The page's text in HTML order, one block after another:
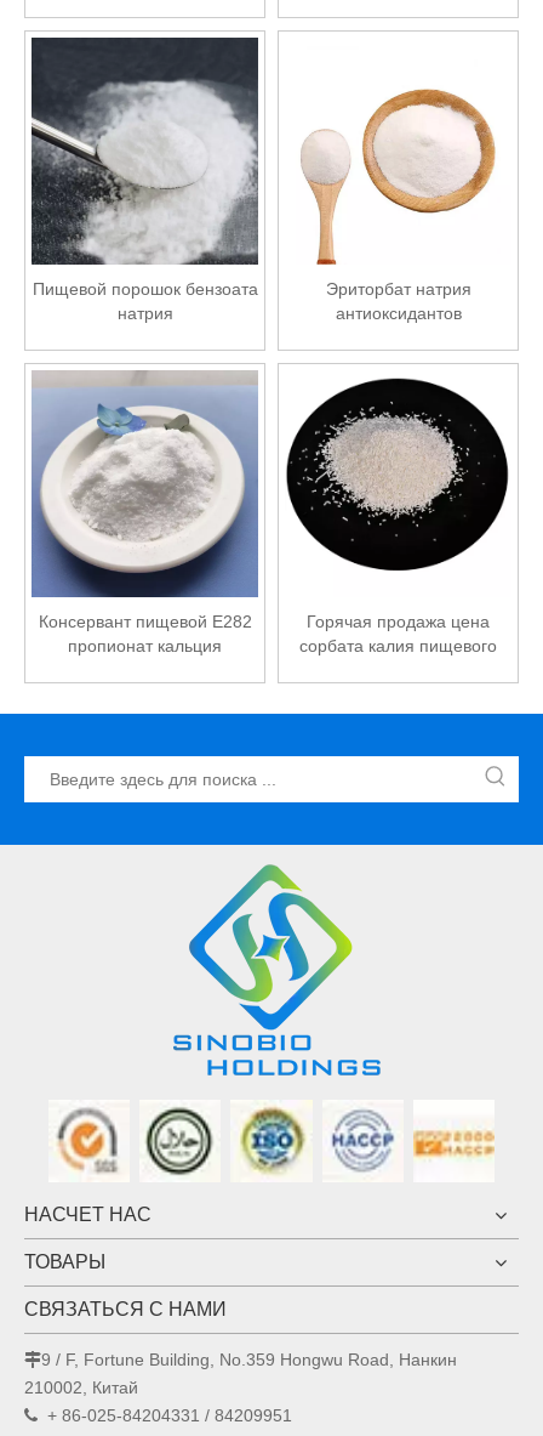
Пищевой порошок бензоата
натрия
Эриторбат натрия
антиоксидантов
добавок высокого качества
Консервант пищевой E282
пропионат кальция
Горячая продажа цена
сорбата калия пищевого
НАСЧЕТ НАС
ТОВАРЫ
СВЯЗАТЬСЯ С НАМИ
9 / F, Fortune Building, No.359 Hongwu Road, Нанкин
210002, Китай
 + 86-025-84204331 / 84209951